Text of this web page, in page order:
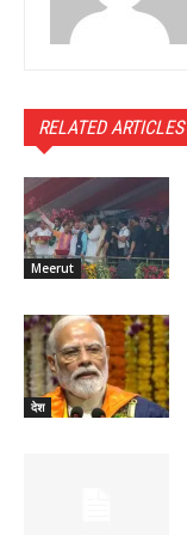
RELATED ARTICLES
Meerut
देश